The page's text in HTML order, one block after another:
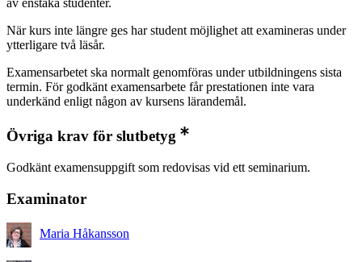
av enstaka studenter.
När kurs inte längre ges har student möjlighet att examineras under
ytterligare två läsår.
Examensarbetet ska normalt genomföras under utbildningens sista
termin. För godkänt examensarbete får prestationen inte vara
underkänd enligt någon av kursens lärandemål.
Övriga krav för slutbetyg
Godkänt examensuppgift som redovisas vid ett seminarium.
Examinator
Maria Håkansson